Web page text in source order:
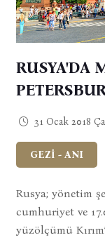
RUSYA'DA
31 Ocak 2018
GEZİ - ANI
Rusya; yönetim
cumhuriyet ve
yüzölçümü